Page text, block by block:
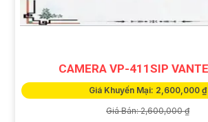
CAMERA VP-411SIP
Giá Khuyến Mại: 2,600,000 ₫
Giá Bán: 2,600,000 ₫